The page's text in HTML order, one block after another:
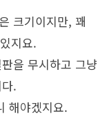
크기이지만, 꽤
지요.
을 무시하고 그냥
.
해야겠지요.